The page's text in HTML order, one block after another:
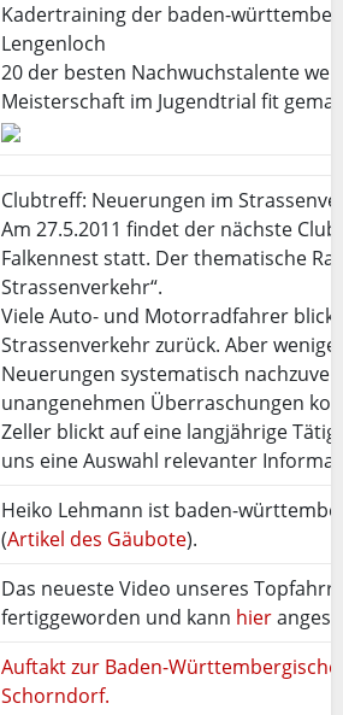
Kadertraining der baden-
Lengenloch
20 der besten Nachwuchstalente
Meisterschaft im Jugendtrial fit
Clubtreff: Neuerungen im
Am 27.5.2011 findet der nächste
Falkennest statt. Der thematische
Strassenverkehr“.
Viele Auto- und Motorradfahrer
Strassenverkehr zurück. Aber
Neuerungen systematisch
unangenehmen Überraschungen
Zeller blickt auf eine langjährige
uns eine Auswahl relevanter
Heiko Lehmann ist baden-
(Artikel des Gäubote).
Das neueste Video unseres
fertiggeworden und kann hier
Auftakt zur Baden-
Schorndorf.